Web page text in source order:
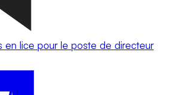
en lice pour le poste de directeur